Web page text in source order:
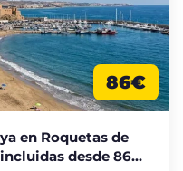
86€
en Roquetas de
desde 86€